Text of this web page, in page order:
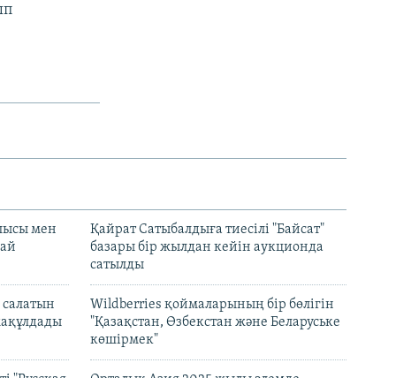
мен
Қайрат Сатыбалдыға тиесілі "Байсат"
базары бір жылдан кейін аукционда
сатылды
Wildberries қоймаларының бір бөлігін
"Қазақстан, Өзбекстан және Беларуське
көшірмек"